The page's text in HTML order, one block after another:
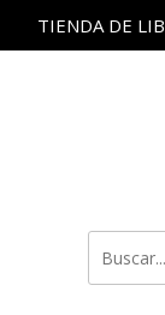
TIENDA DE